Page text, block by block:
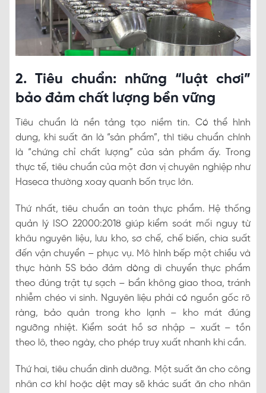
2. Tiêu chuẩn: những “luật chơi”
bảo đảm chất lượng bền vững
Tiêu chuẩn là nền tảng tạo niềm tin. Có thể hình
dung, khi suất ăn là “sản phẩm”, thì tiêu chuẩn chính
là “chứng chỉ chất lượng” của sản phẩm ấy. Trong
thực tế, tiêu chuẩn của một đơn vị chuyên nghiệp như
Haseca thường xoay quanh bốn trục lớn.
Thứ nhất, tiêu chuẩn an toàn thực phẩm. Hệ thống
quản lý ISO 22000:2018 giúp kiểm soát mối nguy từ
khâu nguyên liệu, lưu kho, sơ chế, chế biến, chia suất
đến vận chuyển – phục vụ. Mô hình bếp một chiều và
thực hành 5S bảo đảm dòng di chuyển thực phẩm
theo đúng trật tự sạch – bẩn không giao thoa, tránh
nhiễm chéo vi sinh. Nguyên liệu phải có nguồn gốc rõ
ràng, bảo quản trong kho lạnh – kho mát đúng
ngưỡng nhiệt. Kiểm soát hồ sơ nhập – xuất – tồn
theo lô, theo ngày, cho phép truy xuất nhanh khi cần.
Thứ hai, tiêu chuẩn dinh dưỡng. Một suất ăn cho công
nhân cơ khí hoặc dệt may sẽ khác suất ăn cho nhân